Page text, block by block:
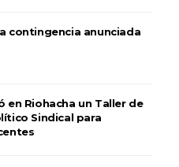
contingencia anunciada
en Riohacha un Taller de
Sindical para